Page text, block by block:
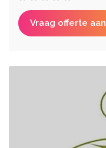
Vraag offerte aan